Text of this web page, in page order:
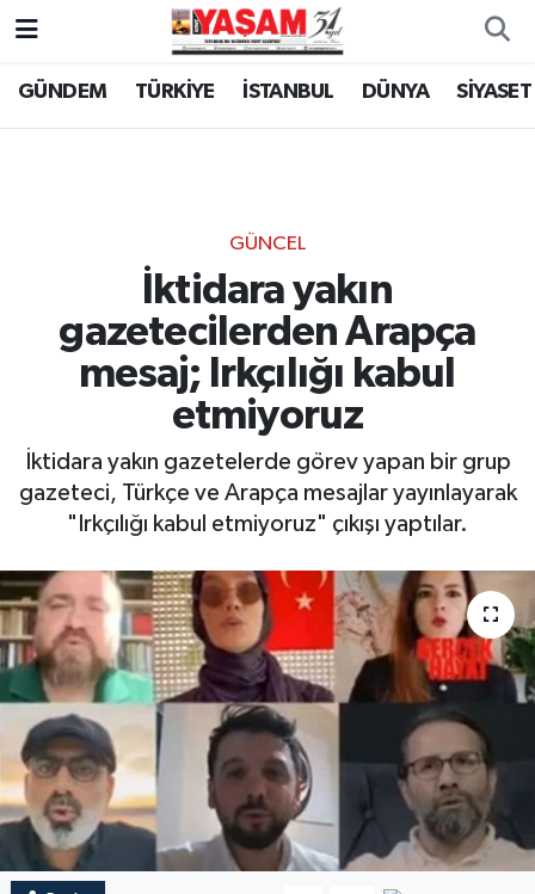
GÜNDEM TÜRKİYE İSTANBUL DÜNYA SİYASET
GÜNCEL
İktidara yakın
gazetecilerden Arapça
mesaj; Irkçılığı kabul
etmiyoruz
İktidara yakın gazetelerde görev yapan bir grup
gazeteci, Türkçe ve Arapça mesajlar yayınlayarak
"Irkçılığı kabul etmiyoruz" çıkışı yaptılar.